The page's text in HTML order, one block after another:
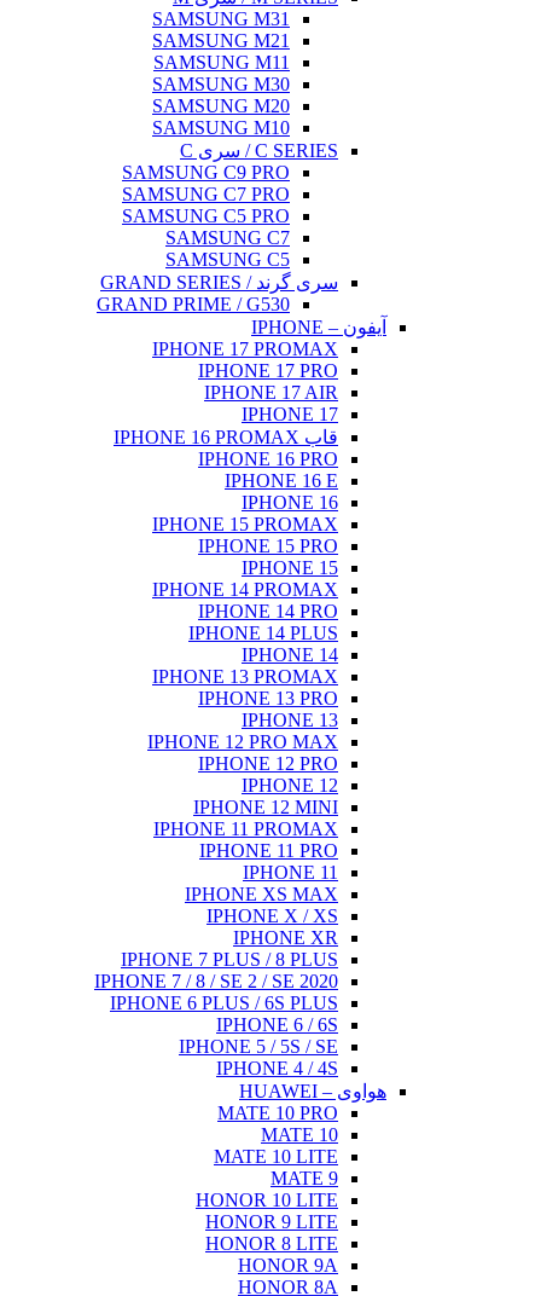
SAMSUNG M31
SAMSUNG M21
SAMSUNG M11
SAMSUNG M30
SAMSUNG M20
SAMSUNG M10
C SERIES / سری C
SAMSUNG C9 PRO
SAMSUNG C7 PRO
SAMSUNG C5 PRO
SAMSUNG C7
SAMSUNG C5
سری گرند / GRAND SERIES
GRAND PRIME / G530
آیفون – IPHONE
IPHONE 17 PROMAX
IPHONE 17 PRO
IPHONE 17 AIR
IPHONE 17
قاب IPHONE 16 PROMAX
IPHONE 16 PRO
IPHONE 16 E
IPHONE 16
IPHONE 15 PROMAX
IPHONE 15 PRO
IPHONE 15
IPHONE 14 PROMAX
IPHONE 14 PRO
IPHONE 14 PLUS
IPHONE 14
IPHONE 13 PROMAX
IPHONE 13 PRO
IPHONE 13
IPHONE 12 PRO MAX
IPHONE 12 PRO
IPHONE 12
IPHONE 12 MINI
IPHONE 11 PROMAX
IPHONE 11 PRO
IPHONE 11
IPHONE XS MAX
IPHONE X / XS
IPHONE XR
IPHONE 7 PLUS / 8 PLUS
IPHONE 7 / 8 / SE 2 / SE 2020
IPHONE 6 PLUS / 6S PLUS
IPHONE 6 / 6S
IPHONE 5 / 5S / SE
IPHONE 4 / 4S
هواوی – HUAWEI
MATE 10 PRO
MATE 10
MATE 10 LITE
MATE 9
HONOR 10 LITE
HONOR 9 LITE
HONOR 8 LITE
HONOR 9A
HONOR 8A